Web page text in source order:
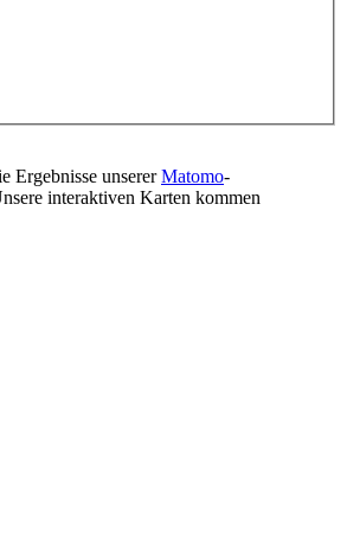
Ergebnisse unsererMatomo-
interaktiven Karten kommen